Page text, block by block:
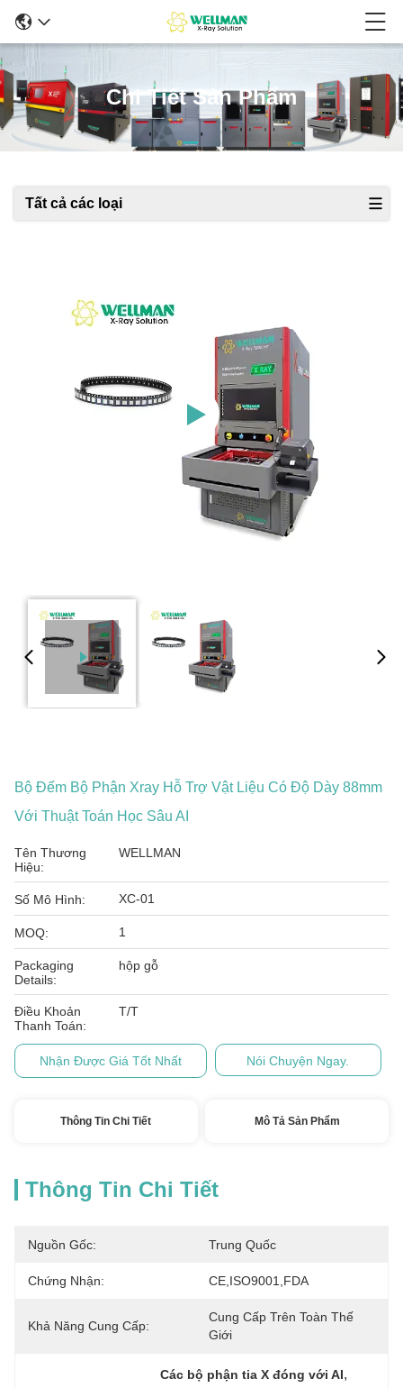
Chi Tiết Sản Phẩm
Tất cả các loại
Bộ Đếm Bộ Phận Xray Hỗ Trợ Vật Liệu Có Độ Dày 88mm
Với Thuật Toán Học Sâu AI
Tên Thương
Hiệu:
WELLMAN
Số Mô Hình: XC-01
MOQ: 1
Packaging
Details:
hộp gỗ
Điều Khoản
Thanh Toán:
T/T
Nhận Được Giá Tốt Nhất Nói Chuyện Ngay.
Thông Tin Chi Tiết Mô Tả Sản Phẩm
Thông Tin Chi Tiết
Nguồn Gốc: Trung Quốc
Chứng Nhận: CE,ISO9001,FDA
Khả Năng Cung Cấp:
Cung Cấp Trên Toàn Thế
Giới
Các bộ phận tia X đóng với AI,